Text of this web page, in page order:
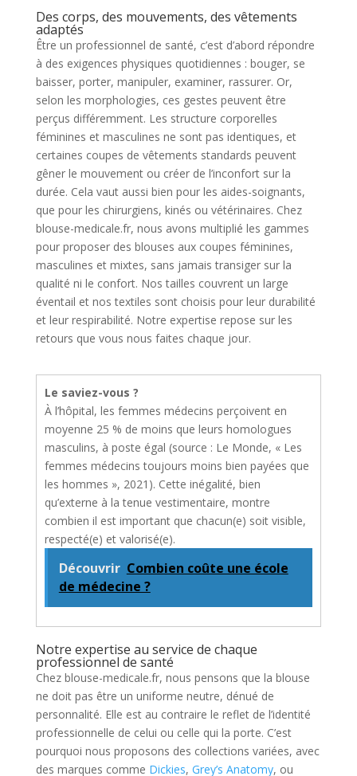
Des corps, des mouvements, des vêtements
adaptés
Être un professionnel de santé, c’est d’abord répondre
à des exigences physiques quotidiennes : bouger, se
baisser, porter, manipuler, examiner, rassurer. Or,
selon les morphologies, ces gestes peuvent être
perçus différemment. Les structure corporelles
féminines et masculines ne sont pas identiques, et
certaines coupes de vêtements standards peuvent
gêner le mouvement ou créer de l’inconfort sur la
durée. Cela vaut aussi bien pour les aides-soignants,
que pour les chirurgiens, kinés ou vétérinaires. Chez
blouse-medicale.fr, nous avons multiplié les gammes
pour proposer des blouses aux coupes féminines,
masculines et mixtes, sans jamais transiger sur la
qualité ni le confort. Nos tailles couvrent un large
éventail et nos textiles sont choisis pour leur durabilité
et leur respirabilité. Notre expertise repose sur les
retours que vous nous faites chaque jour.
Le saviez-vous ?
À l’hôpital, les femmes médecins perçoivent en
moyenne 25 % de moins que leurs homologues
masculins, à poste égal (source : Le Monde, « Les
femmes médecins toujours moins bien payées que
les hommes », 2021). Cette inégalité, bien
qu’externe à la tenue vestimentaire, montre
combien il est important que chacun(e) soit visible,
respecté(e) et valorisé(e).
Découvrir Combien coûte une école
de médecine ?
Notre expertise au service de chaque
professionnel de santé
Chez blouse-medicale.fr, nous pensons que la blouse
ne doit pas être un uniforme neutre, dénué de
personnalité. Elle est au contraire le reflet de l’identité
professionnelle de celui ou celle qui la porte. C’est
pourquoi nous proposons des collections variées, avec
des marques comme Dickies, Grey’s Anatomy, ou